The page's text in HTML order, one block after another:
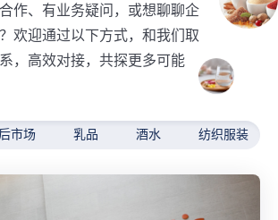
作、有业务疑问，或想聊聊企
欢迎通过以下方式，和我们取
，高效对接，共探更多可能
市场 乳品 酒水 纺织服装